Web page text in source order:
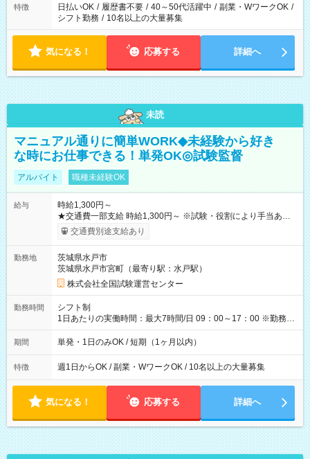
特徴 日払いOK / 履歴書不要 / 40～50代活躍中 / 副業・WワークOK /
シフト勤務 / 10名以上の大量募集
気になる！ 応募する 詳細へ
未読
マニュアル通りに簡単WORK◆未経験から好き
な時にお仕事できる！単発OK◎試験監督
アルバイト 職種未経験OK
給与
時給1,300円～
★交通費一部支給 時給1,300円～ ※試験・役割により手当あり
※勤務回数により昇給あり 【即給（前払い）オプションあ
り！】 希望される場合、勤務から1週間ほどで給与の一部を受け
例】 ・河合塾模擬試験 8:30～17:30（休憩1時間） 時給1,300円
×8時間＝日収10,400円＋交通費 ※当日の役割により時給＋100
円の場合あり ・国家試験 7:00～13:30（休憩なし） 時給1,300
円（役割手当＋100円）×6時間＝日収8,400円＋交通費 【試用期
間】試用期間なし
交通費別途支給あり
勤務地
茨城県水戸市
茨城県水戸市宮町（最寄り駅：水戸駅）
株式会社全国試験運営センター
勤務時間
シフト制
1日あたりの実働時間：最大7時間/日 09：00～17：00 ※勤務時
間は 試験により異なります。
期間 単発・1日のみOK / 短期（1ヶ月以内）
特徴 週1日からOK / 副業・WワークOK / 10名以上の大量募集
気になる！ 応募する 詳細へ